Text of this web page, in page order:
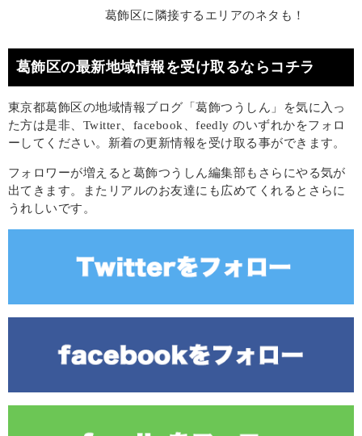
葛飾区に隣接するエリアのネタも！
葛飾区の最新地域情報を受け取るならコチラ
東京都葛飾区の地域情報ブログ「葛飾つうしん」を気に入っ
た方は是非、Twitter、facebook、feedly のいずれかをフォロ
ーしてください。新着の更新情報を受け取る事ができます。
フォロワーが増えると葛飾つうしん編集部もさらにやる気が
出てきます。またリアルのお友達にも広めてくれるとさらに
うれしいです。